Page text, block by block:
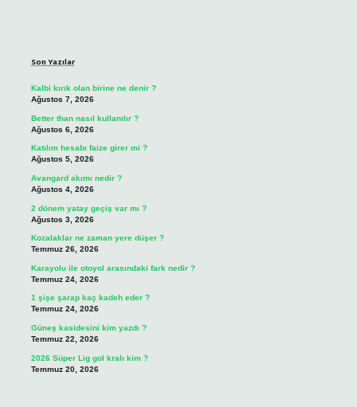
Son Yazılar
Kalbi kırık olan birine ne denir ?
Ağustos 7, 2026
Better than nasıl kullanılır ?
Ağustos 6, 2026
Katılım hesabı faize girer mi ?
Ağustos 5, 2026
Avangard akımı nedir ?
Ağustos 4, 2026
2 dönem yatay geçiş var mı ?
Ağustos 3, 2026
Kozalaklar ne zaman yere düşer ?
Temmuz 26, 2026
Karayolu ile otoyol arasındaki fark nedir ?
Temmuz 24, 2026
1 şişe şarap kaç kadeh eder ?
Temmuz 24, 2026
Güneş kasidesini kim yazdı ?
Temmuz 22, 2026
2026 Süper Lig gol kralı kim ?
Temmuz 20, 2026